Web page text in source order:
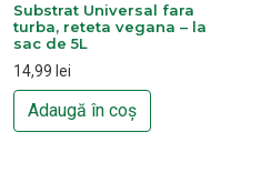
Substrat Universal fara
turba, reteta vegana – la
sac de 5L
14,99 lei
Adaugă în coș